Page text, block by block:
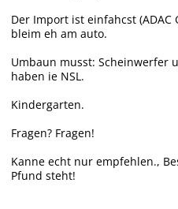
Der Import ist einfahcst (ADAC
bleim eh am auto.
Umbaun musst: Scheinwerfer
haben ie NSL.
Kindergarten.
Fragen? Fragen!
Kanne echt nur empfehlen.,
Pfund steht!